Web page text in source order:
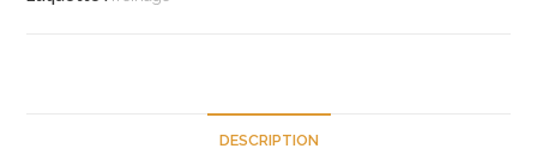
DESCRIPTION